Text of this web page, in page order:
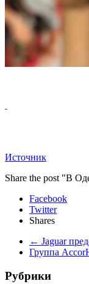
Источник
Share the post "В
Facebook
Twitter
Shares
← Jaguar
Группа
Рубрики